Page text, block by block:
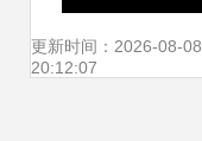
程师
更新时间：2026-08-08
20:12:07